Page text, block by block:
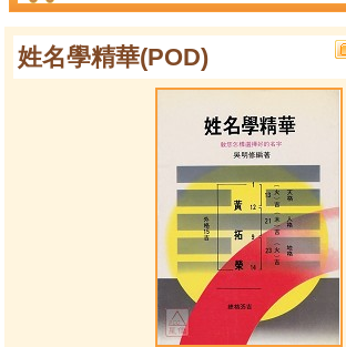
姓名學精華(POD)